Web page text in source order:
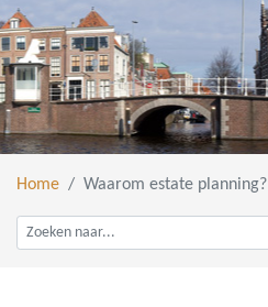
Home Waarom estate planning?